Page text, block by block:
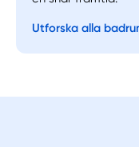
Utforska alla